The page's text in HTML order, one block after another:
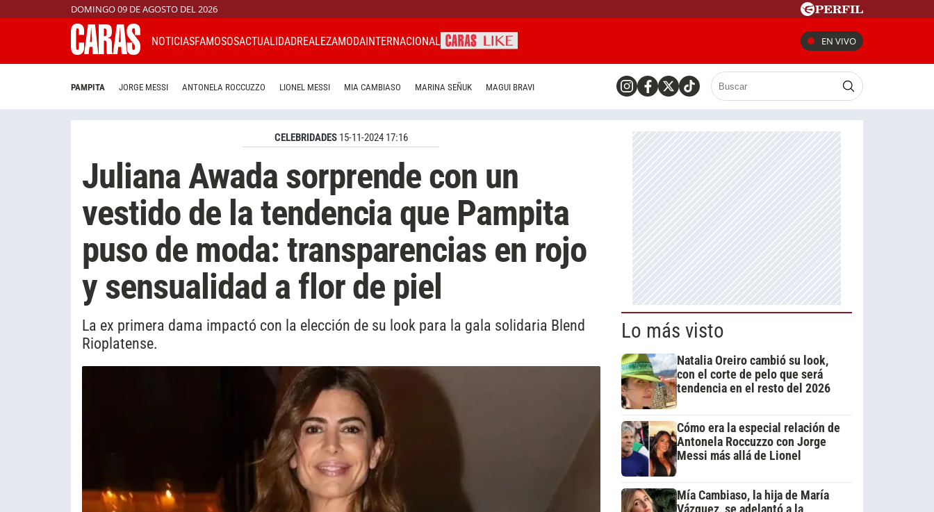
DOMINGO 09 DE AGOSTO DEL 2026
NOTICIASFAMOSOSACTUALIDADREALEZAMODAINTERNACIONAL EN VIVO
PAMPITA JORGE MESSI ANTONELA ROCCUZZO LIONEL MESSI MIA CAMBIASO MARINA SEÑUK MAGUI BRAVI
CELEBRIDADES 15-11-2024 17:16
Juliana Awada sorprende con un
vestido de la tendencia que Pampita
puso de moda: transparencias en rojo
y sensualidad a flor de piel
La ex primera dama impactó con la elección de su look para la gala solidaria Blend
Rioplatense.
Lo más visto
Natalia Oreiro cambió su look,
con el corte de pelo que será
tendencia en el resto del 2026
Cómo era la especial relación de
Antonela Roccuzzo con Jorge
Messi más allá de Lionel
Mía Cambiaso, la hija de María
Vázquez, se adelantó a la